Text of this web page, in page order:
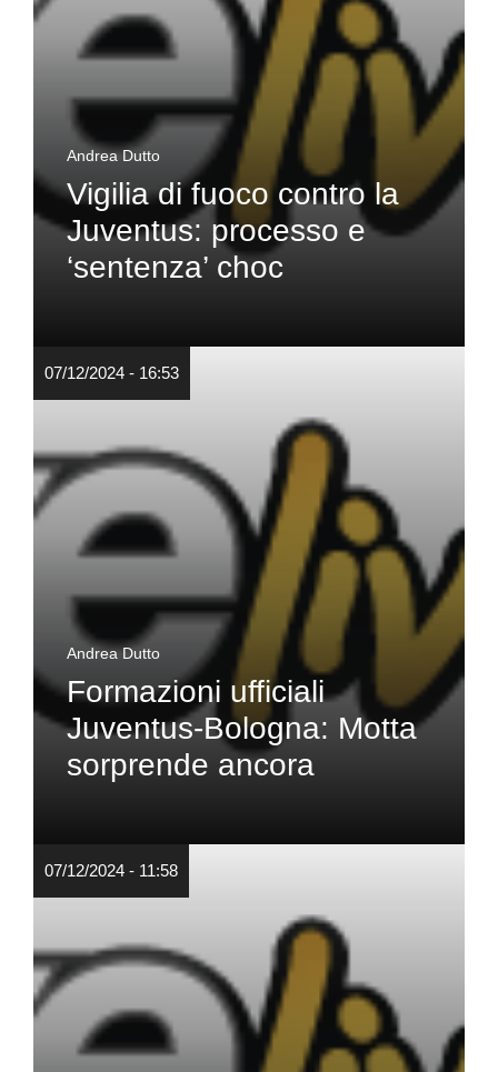
Andrea Dutto
Vigilia di fuoco contro la
Juventus: processo e
‘sentenza’ choc
07/12/2024 - 16:53
Andrea Dutto
Formazioni ufficiali
Juventus-Bologna: Motta
sorprende ancora
07/12/2024 - 11:58